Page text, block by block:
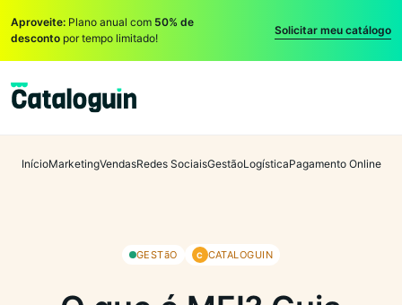
Aproveite: Plano anual com 50% de
desconto por tempo limitado!
Solicitar meu catálogo
InícioMarketingVendasRedes SociaisGestãoLogísticaPagamento Online
GESTãO C CATALOGUIN